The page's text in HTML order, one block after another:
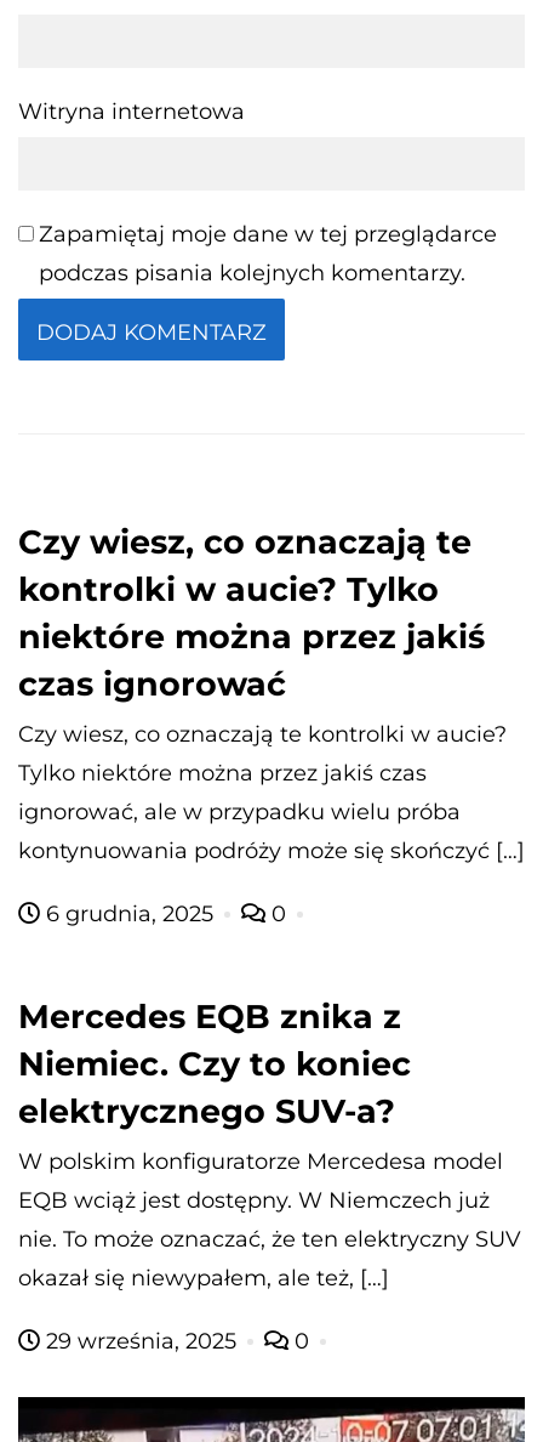
Witryna internetowa
Zapamiętaj moje dane w tej przeglądarce
podczas pisania kolejnych komentarzy.
Czy wiesz, co oznaczają te
kontrolki w aucie? Tylko
niektóre można przez jakiś
czas ignorować
Czy wiesz, co oznaczają te kontrolki w aucie?
Tylko niektóre można przez jakiś czas
ignorować, ale w przypadku wielu próba
kontynuowania podróży może się skończyć […]
6 grudnia, 2025 0
Mercedes EQB znika z
Niemiec. Czy to koniec
elektrycznego SUV-a?
W polskim konfiguratorze Mercedesa model
EQB wciąż jest dostępny. W Niemczech już
nie. To może oznaczać, że ten elektryczny SUV
okazał się niewypałem, ale też, […]
29 września, 2025 0